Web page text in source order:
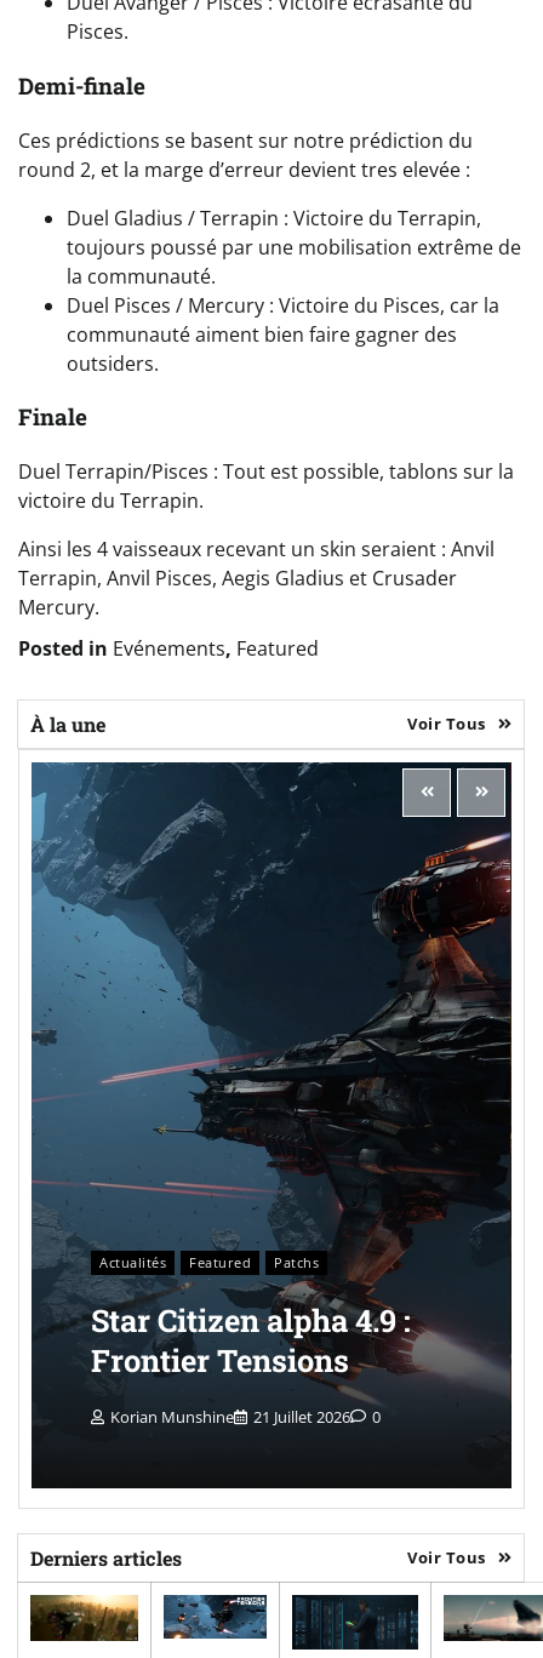
Pisces.
Demi-finale
Ces prédictions se basent sur notre prédiction du
round 2, et la marge d’erreur devient tres elevée :
Duel Gladius / Terrapin : Victoire du Terrapin,
toujours poussé par une mobilisation extrême de
la communauté.
Duel Pisces / Mercury : Victoire du Pisces, car la
communauté aiment bien faire gagner des
outsiders.
Finale
Duel Terrapin/Pisces : Tout est possible, tablons sur la
victoire du Terrapin.
Ainsi les 4 vaisseaux recevant un skin seraient : Anvil
Terrapin, Anvil Pisces, Aegis Gladius et Crusader
Mercury.
Posted in Evénements, Featured
À la une Voir Tous
Actualités Featured Patchs
Star Citizen alpha 4.9 :
Frontier Tensions
Korian Munshine 21 Juillet 2026 0
Derniers articles Voir Tous